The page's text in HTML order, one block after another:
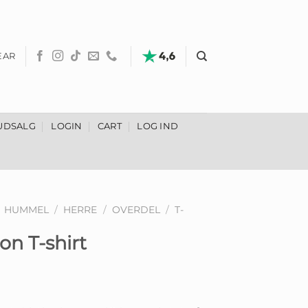
LOGIN CART LOG IND
HUMMEL / HERRE / OVERDEL / T-
T-shirt